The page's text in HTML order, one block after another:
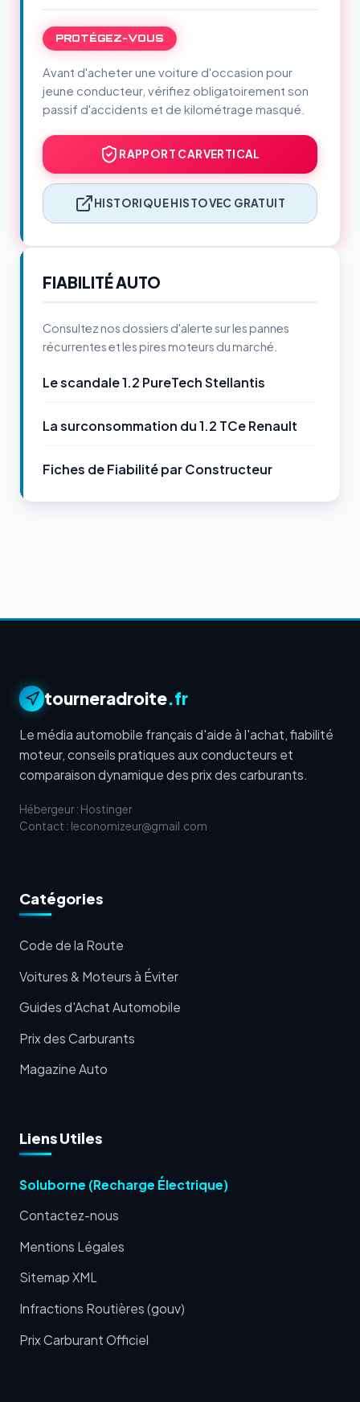
PROTÉGEZ-VOUS
Avant d'acheter une voiture d'occasion pour
jeune conducteur, vérifiez obligatoirement son
passif d'accidents et de kilométrage masqué.
RAPPORT CARVERTICAL
HISTORIQUE HISTOVEC GRATUIT
FIABILITÉ AUTO
Consultez nos dossiers d'alerte sur les pannes
récurrentes et les pires moteurs du marché.
Le scandale 1.2 PureTech Stellantis
La surconsommation du 1.2 TCe Renault
Fiches de Fiabilité par Constructeur
tourneradroite.fr
Le média automobile français d'aide à l'achat, fiabilité
moteur, conseils pratiques aux conducteurs et
comparaison dynamique des prix des carburants.
Hébergeur : Hostinger
Contact : leconomizeur@gmail.com
Catégories
Code de la Route
Voitures & Moteurs à Éviter
Guides d'Achat Automobile
Prix des Carburants
Magazine Auto
Liens Utiles
Soluborne (Recharge Électrique)
Contactez-nous
Mentions Légales
Sitemap XML
Infractions Routières (gouv)
Prix Carburant Officiel